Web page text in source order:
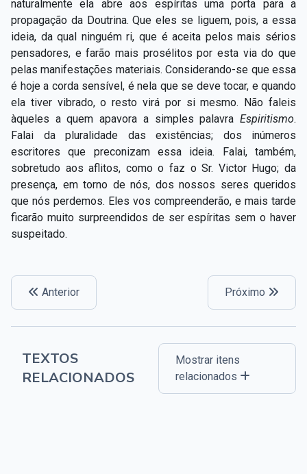
naturalmente ela abre aos espíritas uma porta para a
propagação da Doutrina. Que eles se liguem, pois, a essa
ideia, da qual ninguém ri, que é aceita pelos mais sérios
pensadores, e farão mais prosélitos por esta via do que
pelas manifestações materiais. Considerando-se que essa
é hoje a corda sensível, é nela que se deve tocar, e quando
ela tiver vibrado, o resto virá por si mesmo. Não faleis
àqueles a quem apavora a simples palavra Espiritismo.
Falai da pluralidade das existências; dos inúmeros
escritores que preconizam essa ideia. Falai, também,
sobretudo aos aflitos, como o faz o Sr. Victor Hugo; da
presença, em torno de nós, dos nossos seres queridos
que nós perdemos. Eles vos compreenderão, e mais tarde
ficarão muito surpreendidos de ser espíritas sem o haver
suspeitado.
Anterior Próximo
TEXTOS
RELACIONADOS
Mostrar itens
relacionados